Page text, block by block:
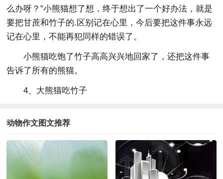
么办呀？”小熊猫想了想，终于想出了一个好办法，就是
要把甘蔗和竹子的.区别记在心里，今后要把这件事永远
记在心里，不能再犯同样的错误了。
小熊猫吃饱了竹子高高兴兴地回家了，还把这件事
告诉了所有的熊猫。
4、大熊猫吃竹子
动物作文图文推荐